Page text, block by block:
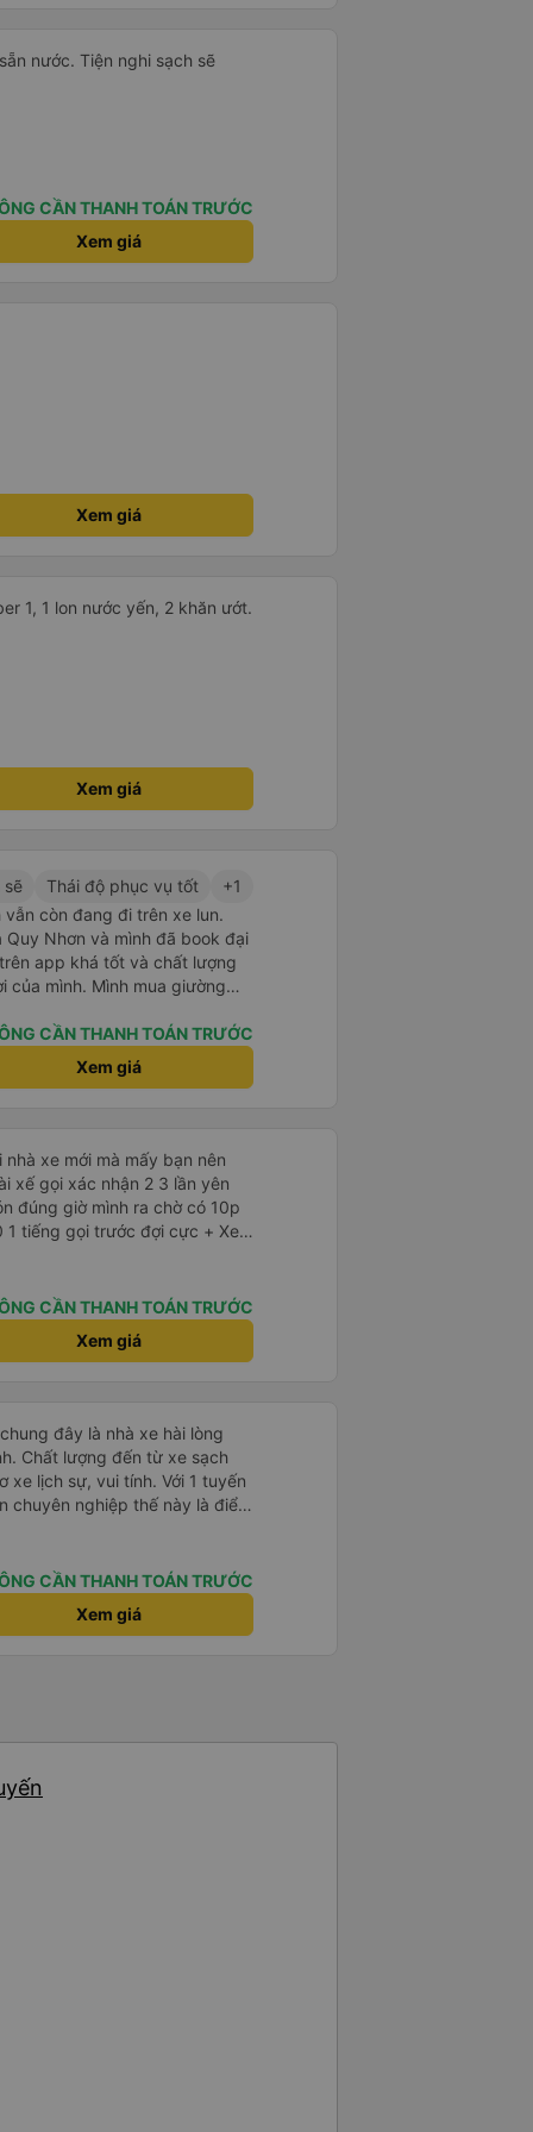
biệt là vì tôi dự định sẽ đi
vào tuần tới.
nước. Tiện nghi sạch sẽ
CẦN THANH TOÁN TRƯỚC
Xem giá
Xem giá
1, 1 lon nước yến, 2 khăn ướt.
Xem giá
sẽ Thái độ phục vụ tốt
+1
còn đang đi trên xe lun.
Nhơn và mình đã book đại
app khá tốt và chất lượng
của mình. Mình mua giường
viên của nhà xe phải nói là
chuyến đi mình có gọi
trợ mình nói chuyện
mình lên xe trung chuyển và
đặc biệt là có gối ôm.
Nchung là phải chấm nhà xe 10 sao mới đủ !!!
CẦN THANH TOÁN TRƯỚC
Xem giá
xe mới mà mấy bạn nên
đúng giờ mình ra chờ có 10p
gọi trước đợi cực + Xe
kỳ ưng mền gối trên xe luôn
êm cực. + Giường
ở trên không bị vướng chân
luôn nha + Trên xe
trạm tài xế còn tinh ý
dừng nữa. 10đ cho sự tinh tế
CẦN THANH TOÁN TRƯỚC
Xem giá
đây là nhà xe hài lòng
Chất lượng đến từ xe sạch
xe lịch sự, vui tính. Với 1 tuyến
chuyên nghiệp thế này là điểm
du lịch mới có. Về xe thì
phù hợp với dây sạc bây
cung đường nên thuận tiện
nhất định ủng hộ tiếp nhà xe
đạt mua thêm nhiều xe chạy
cao tiêu chuẩn tuyến.
trả khách, team VXR set
CẦN THANH TOÁN TRƯỚC
Xem giá